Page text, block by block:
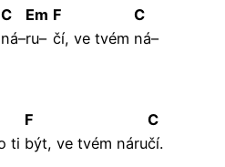
C
ná–
Em
ru–
F
čí, ve tvém
C
ná–
ti
F
být, ve tvém náru
C
čí.